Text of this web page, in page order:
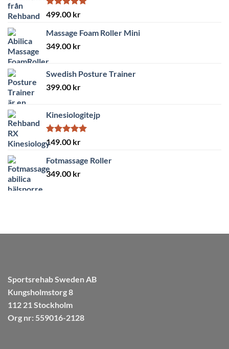
Betygsatt
499.00 kr
Massage Foam Roller Mini
349.00 kr
Swedish Posture Trainer
399.00 kr
Kinesiologitejp
Betygsatt
5.00
149.00 kr
Fotmassage Roller
349.00 kr
Sportsrehab Sweden AB
Kungsholmstorg 8
112 21 Stockholm
Org nr: 559016-2128